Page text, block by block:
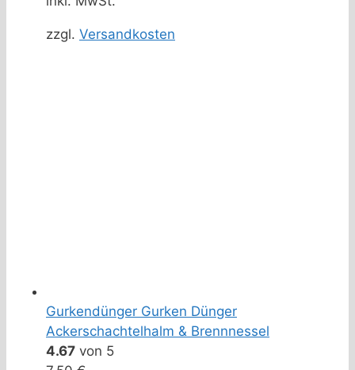
zzgl. Versandkosten
Gurkendünger Gurken Dünger
Ackerschachtelhalm & Brennnessel
4.67 von 5